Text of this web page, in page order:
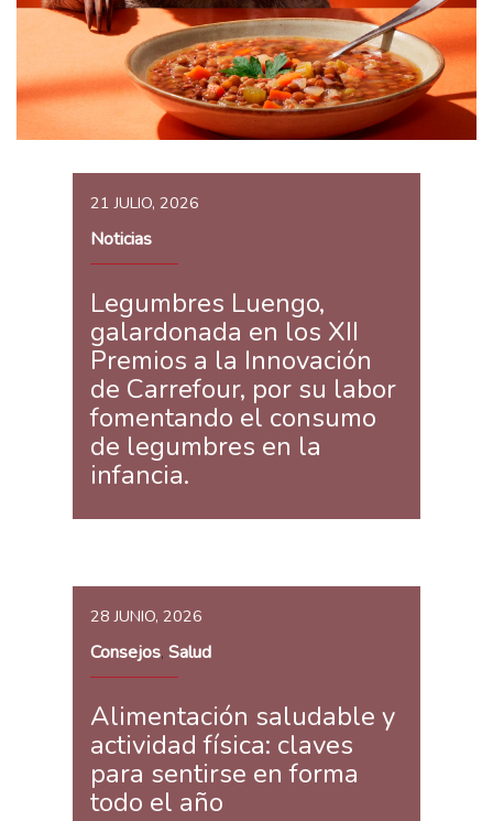
21 JULIO, 2026
Noticias
Legumbres Luengo,
galardonada en los XII
Premios a la Innovación
de Carrefour, por su labor
fomentando el consumo
de legumbres en la
infancia.
28 JUNIO, 2026
Consejos, Salud
Alimentación saludable y
actividad física: claves
para sentirse en forma
todo el año